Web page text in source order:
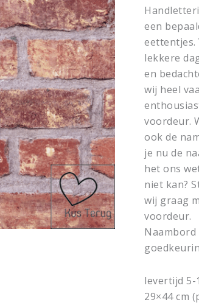
een
eettentjes.
lekkere
en
wij heel
voordeur.
ook de
je nu de
het ons
niet kan?
wij graag
voordeur.
levertijd 5-
29×44 cm